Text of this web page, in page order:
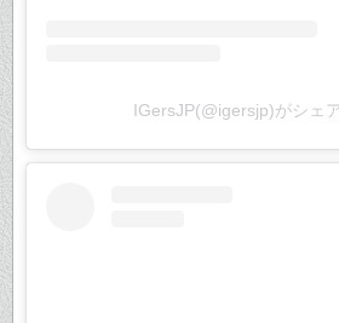
IGersJP(@igersjp)がシェ